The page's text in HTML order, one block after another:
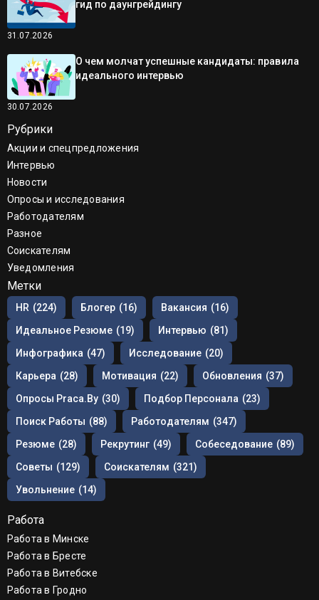
31.07.2026
гид по даунгрейдингу
30.07.2026
О чем молчат успешные кандидаты: правила
идеального интервью
Рубрики
Акции и спецпредложения
Интервью
Новости
Опросы и исследования
Работодателям
Разное
Соискателям
Уведомления
Метки
HR (224) Блогер (16) Вакансия (16)
Идеальное Резюме (19) Интервью (81)
Инфографика (47) Исследование (20)
Карьера (28) Мотивация (22) Обновления (37)
Опросы Praca.by (30) Подбор Персонала (23)
Поиск Работы (88) Работодателям (347)
Резюме (28) Рекрутинг (49) Собеседование (89)
Советы (129) Соискателям (321)
Увольнение (14)
Работа
Работа в Минске
Работа в Бресте
Работа в Витебске
Работа в Гродно